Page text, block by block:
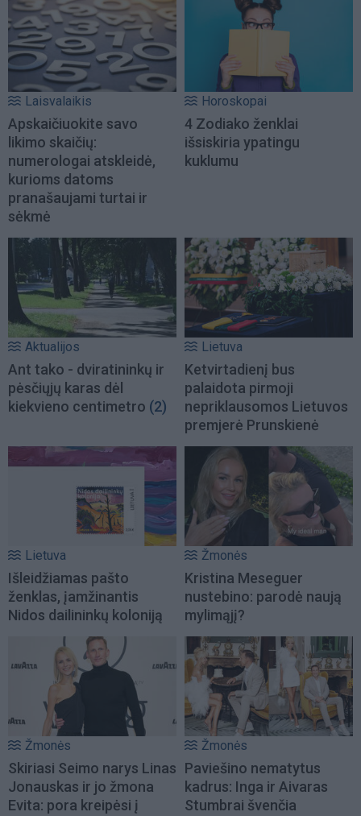
Laisvalaikis
Apskaičiuokite savo
likimo skaičių:
numerologai atskleidė,
kurioms datoms
pranašaujami turtai ir
sėkmė
Horoskopai
4 Zodiako ženklai
išsiskiria ypatingu
kuklumu
Aktualijos
Ant tako - dviratininkų ir
pėsčiųjų karas dėl
kiekvieno centimetro (2)
Lietuva
Ketvirtadienį bus
palaidota pirmoji
nepriklausomos Lietuvos
premjerė Prunskienė
Lietuva
Išleidžiamas pašto
ženklas, įamžinantis
Nidos dailininkų koloniją
Žmonės
Kristina Meseguer
nustebino: parodė naują
mylimąjį?
Žmonės
Skiriasi Seimo narys Linas
Jonauskas ir jo žmona
Evita: pora kreipėsi į
Žmonės
Paviešino nematytus
kadrus: Inga ir Aivaras
Stumbrai švenčia